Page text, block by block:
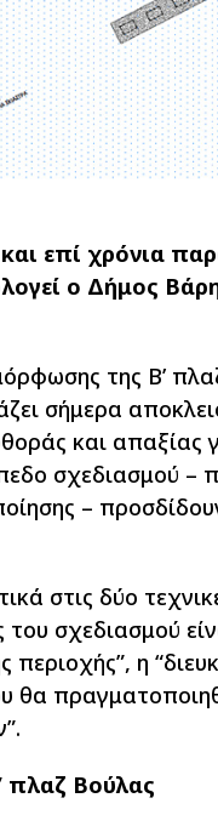
επί χρόνια
ο Δήμος
της Β’
σήμερα
και
σχεδιασμού –
–
στις δύο
σχεδιασμού
περιοχής”, η
θα
πλαζ Βούλας